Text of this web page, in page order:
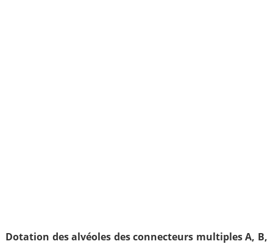
Dotation des alvéoles des connecteurs multiples A, B,